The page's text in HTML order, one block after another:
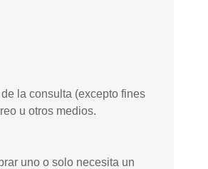
la consulta (excepto fines
u otros medios.
uno o solo necesita un